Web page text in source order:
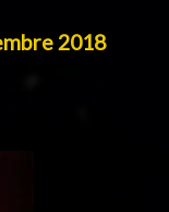
2018